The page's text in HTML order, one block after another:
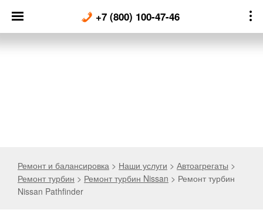
content
+7 (800) 100-47-46
Ремонт и балансировка > Наши услуги > Автоагрегаты >
Ремонт турбин > Ремонт турбин Nissan > Ремонт турбин
Nissan Pathfinder